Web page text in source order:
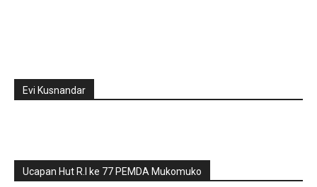
Evi Kusnandar
Ucapan Hut R.I ke 77 PEMDA Mukomuko